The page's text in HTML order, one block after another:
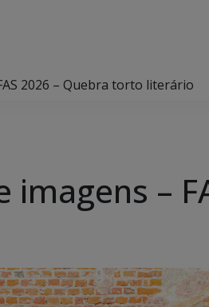
2026 – Quebra torto literário
imagens –